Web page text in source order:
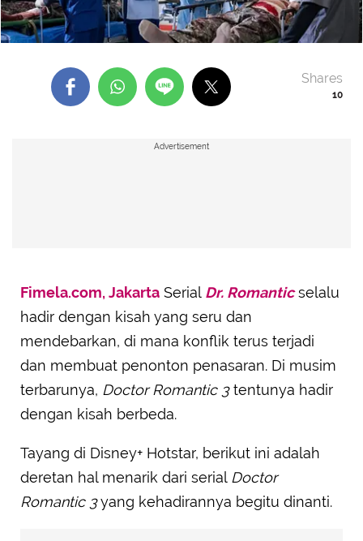
10
Shares
Advertisement
Fimela.com, Jakarta Serial Dr. Romanticselalu
hadir dengan kisah yang seru dan
mendebarkan, di mana konflik terus terjadi
dan membuat penonton penasaran. Di musim
terbarunya, Doctor Romantic 3tentunya hadir
dengan kisah berbeda.
Tayang di Disney+ Hotstar, berikut ini adalah
deretan hal menarik dari serial Doctor
Romantic 3yang kehadirannya begitu dinanti.